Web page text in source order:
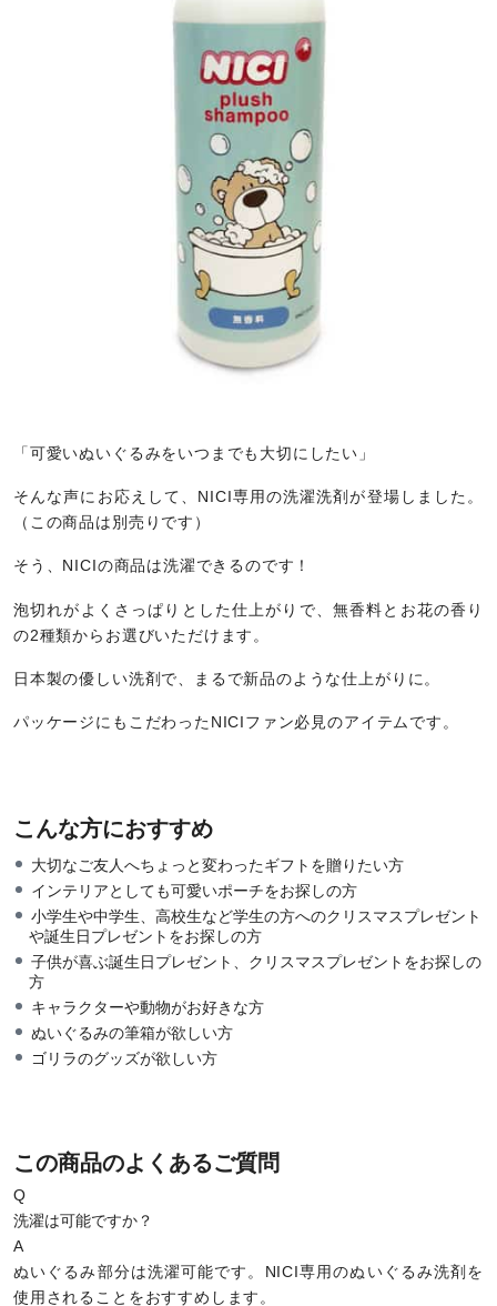
「可愛いぬいぐるみをいつまでも大切にしたい」
そんな声にお応えして、NICI専用の洗濯洗剤が登場しました。
（この商品は別売りです）
そう、NICIの商品は洗濯できるのです！
泡切れがよくさっぱりとした仕上がりで、無香料とお花の香り
の2種類からお選びいただけます。
日本製の優しい洗剤で、まるで新品のような仕上がりに。
パッケージにもこだわったNICIファン必見のアイテムです。
こんな方におすすめ
大切なご友人へちょっと変わったギフトを贈りたい方
インテリアとしても可愛いポーチをお探しの方
小学生や中学生、高校生など学生の方へのクリスマスプレゼント
や誕生日プレゼントをお探しの方
子供が喜ぶ誕生日プレゼント、クリスマスプレゼントをお探しの
方
キャラクターや動物がお好きな方
ぬいぐるみの筆箱が欲しい方
ゴリラのグッズが欲しい方
この商品のよくあるご質問
Q
洗濯は可能ですか？
A
ぬいぐるみ部分は洗濯可能です。NICI専用のぬいぐるみ洗剤を
使用されることをおすすめします。